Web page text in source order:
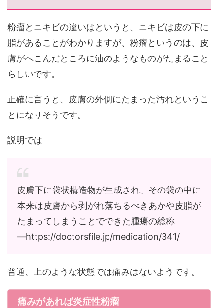
粉瘤とニキビの違いはというと、ニキビは皮の下に
脂があることがわかりますが、粉瘤というのは、皮
膚がへこんだところに油のようなものがたまること
らしいです。
正確に言うと、皮膚の外側にたまった汚れというこ
とになりそうです。
説明では
皮膚下に袋状構造物が生成され、その袋の中に
本来は皮膚から剥がれ落ちるべきあかや皮脂が
たまってしまうことでできた腫瘍の総称
―https://doctorsfile.jp/medication/341/
普通、上のような状態では痛みはないようです。
痛みがあれば炎症性粉瘤